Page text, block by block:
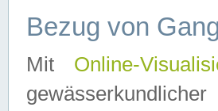
Bezug von
Mit Online-